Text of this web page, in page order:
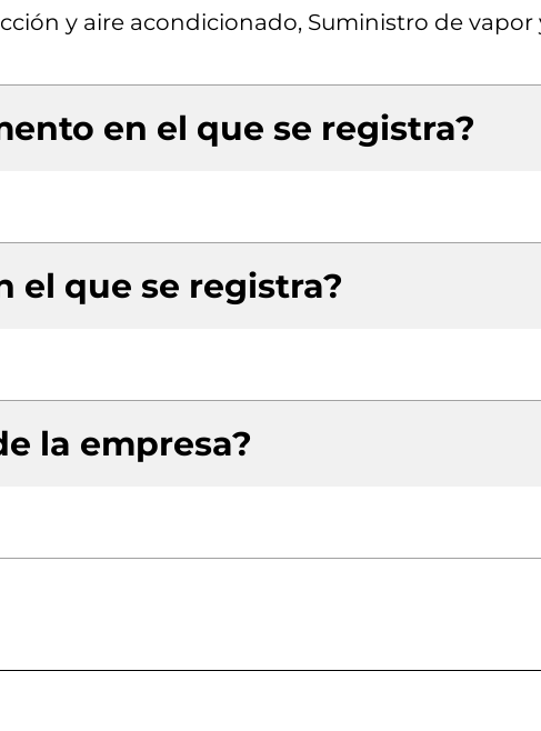
y aire acondicionado, Suministro de vapor
en el que se registra?
el que se registra?
la empresa?